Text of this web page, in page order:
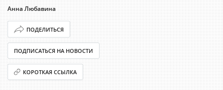
Анна Любавина
ПОДЕЛИТЬСЯ
ПОДПИСАТЬСЯ НА НОВОСТИ
КОРОТКАЯ ССЫЛКА